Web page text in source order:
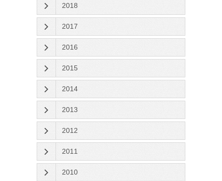
2018
2017
2016
2015
2014
2013
2012
2011
2010